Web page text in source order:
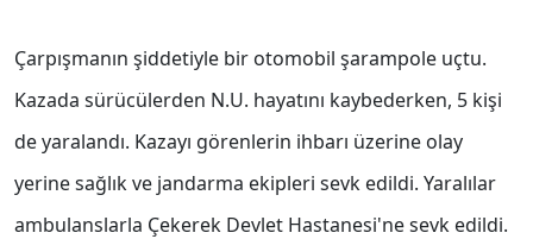
Çarpışmanın şiddetiyle bir otomobil şarampole uçtu.
Kazada sürücülerden N.U. hayatını kaybederken, 5 kişi
de yaralandı. Kazayı görenlerin ihbarı üzerine olay
yerine sağlık ve jandarma ekipleri sevk edildi. Yaralılar
ambulanslarla Çekerek Devlet Hastanesi'ne sevk edildi.